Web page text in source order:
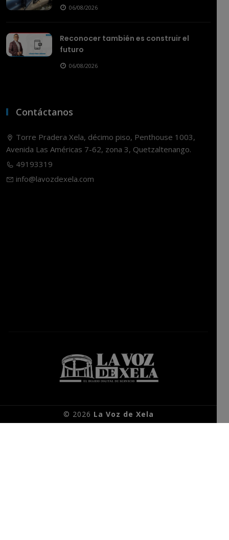
06/08/2026
Reconocer también es construir el
futuro
06/08/2026
Contáctanos
Torre Pradera Xela, décimo piso, Penthouse 1003,
Avenida Las Américas 7-62, zona 3, Quetzaltenango.
49193319
info@lavozdexela.com
© 2026 La Voz de Xela